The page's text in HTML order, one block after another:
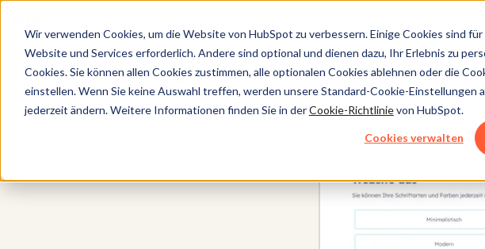
Wir verwenden Cookies, um die Website von HubSpot zu verbessern. Einige Cookies sind
Website und Services erforderlich. Andere sind optional und dienen dazu, Ihr Erlebnis zu
Cookies. Sie können allen Cookies zustimmen, alle optionalen Cookies ablehnen oder die
einstellen. Wenn Sie keine Auswahl treffen, werden unsere Standard-Cookie-Einstellungen
jederzeit ändern. Weitere Informationen finden Sie in derCookie-Richtlinievon HubSpot.
Cookies verwalten
Content Hub